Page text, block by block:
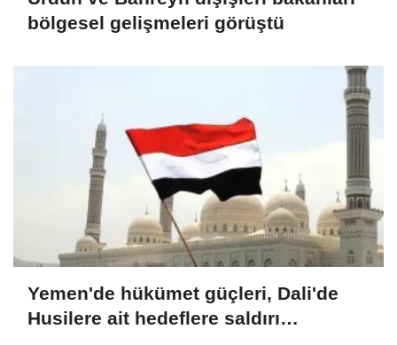
bölgesel gelişmeleri görüştü
Yemen'de hükümet güçleri, Dali'de
Husilere ait hedeflere saldırı